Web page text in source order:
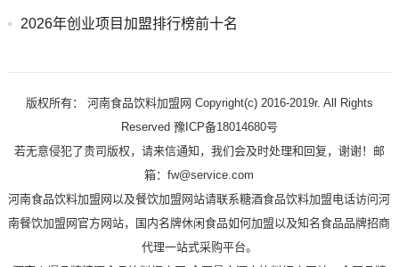
2026年创业项目加盟排行榜前十名
版权所有： 河南食品饮料加盟网 Copyright(c) 2016-2019r. All Rights
Reserved 豫ICP备18014680号
若无意侵犯了贵司版权，请来信通知，我们会及时处理和回复，谢谢！邮
箱：fw@service.com
河南食品饮料加盟网以及餐饮加盟网站请联系糖酒食品饮料加盟电话访问河
南餐饮加盟网官方网站，国内名牌休闲食品如何加盟以及知名食品品牌招商
代理一站式采购平台。